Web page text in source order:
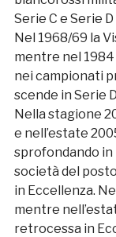
Serie C e Serie
Nel 1968/69 la
mentre nel
nei campionati
scende in Serie
Nella stagione
e nell’estate
sprofondando in
società del
in Eccellenza.
mentre
retrocessa in